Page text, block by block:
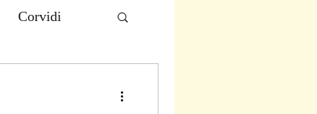
Corvidi